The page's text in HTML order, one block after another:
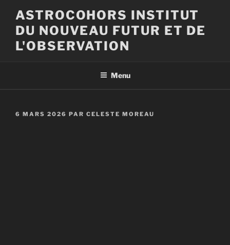
contenu
principal
ASTROCOHORS INSTITUT
DU NOUVEAU FUTUR ET DE
L'OBSERVATION
Menu
PUBLIÉ
6 MARS 2026 PAR CELESTE MOREAU